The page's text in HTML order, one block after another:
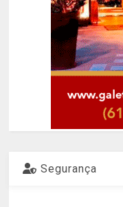
Segurança